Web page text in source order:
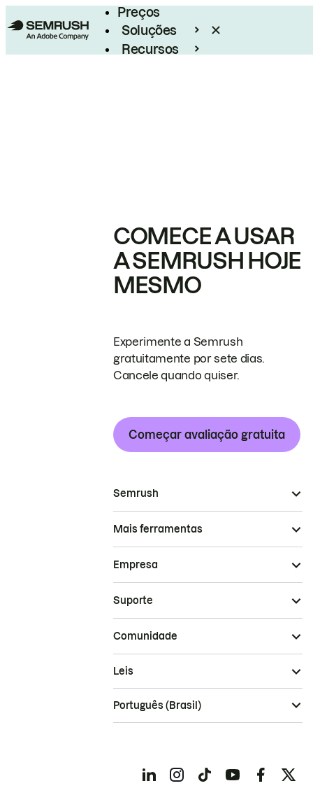
Preços
Soluções
Recursos
COMECE A USAR
A SEMRUSH HOJE
MESMO
Experimente a Semrush
gratuitamente por sete dias.
Cancele quando quiser.
Começar avaliação gratuita
Semrush
Mais ferramentas
Empresa
Suporte
Comunidade
Leis
Português (Brasil)